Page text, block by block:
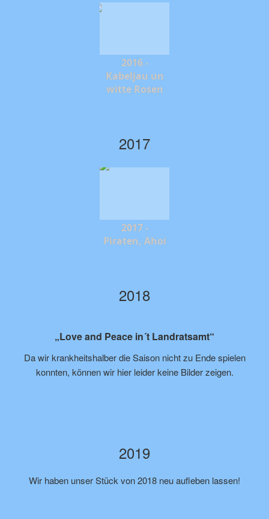
2016 -
Kabeljau un
witte Rosen
2017
2017 -
Piraten, Ahoi
2018
„Love and Peace in´t Landratsamt“
Da wir krankheitshalber die Saison nicht zu Ende spielen
konnten, können wir hier leider keine Bilder zeigen.
2019
Wir haben unser Stück von 2018 neu aufleben lassen!